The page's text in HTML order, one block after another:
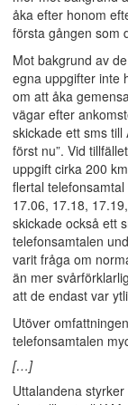
åka efter honom
första gången som
Mot bakgrund av
egna uppgifter inte
om att åka
vägar efter
skickade ett sms till
först nu”. Vid
uppgift cirka 200
flertal
17.06, 17.18,
skickade också ett
telefonsamtalen
varit fråga om
än mer
att de endast var
Utöver
telefonsamtalen
[…]
Uttalandena